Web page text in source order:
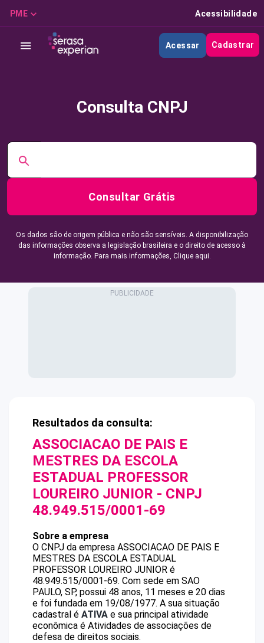
PME Acessibilidade
Acessar Cadastrar
Consulta CNPJ
Consultar Grátis
Os dados são de origem pública e não são sensíveis. A disponibilização
das informações observa a legislação brasileira e o direito de acesso à
informação. Para mais informações, Clique aqui.
Resultados da consulta:
ASSOCIACAO DE PAIS E
MESTRES DA ESCOLA
ESTADUAL PROFESSOR
LOUREIRO JUNIOR - CNPJ
48.949.515/0001-69
Sobre a empresa
O CNPJ da empresa ASSOCIACAO DE PAIS E
MESTRES DA ESCOLA ESTADUAL
PROFESSOR LOUREIRO JUNIOR é
48.949.515/0001-69. Com sede em SAO
PAULO, SP, possui 48 anos, 11 meses e 20 dias
e foi fundada em 19/08/1977. A sua situação
cadastral é ATIVA e sua principal atividade
econômica é Atividades de associações de
defesa de direitos sociais.